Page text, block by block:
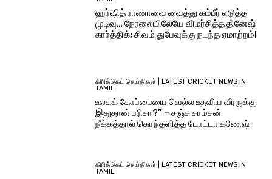
ஹர்ஷித் ராணாவை வைத்து கம்பீர் எடுத்த
முடிவு… நேரலையிலேயே விமர்சித்த தினேஷ்
கார்த்திக்; சிவம் துபேவுக்கு நடந்த ஏமாற்றம்!
கிரிக்கெட் செய்திகள் | LATEST CRICKET NEWS IN
TAMIL
உலகக் கோப்பையை வெல்ல உதவிய வீரருக்கு
இதுதான் பரிசா?” – சஞ்சு சாம்சன்
நீக்கத்தால் கொந்தளித்த டோட்டா கணேஷ்
கிரிக்கெட் செய்திகள் | LATEST CRICKET NEWS IN
TAMIL